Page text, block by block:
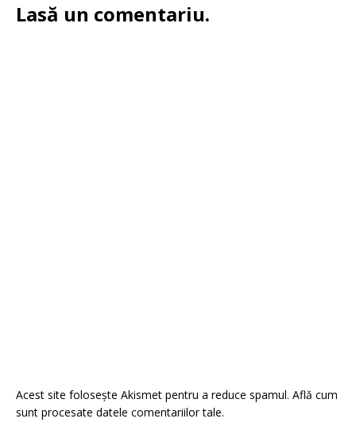
Lasă un comentariu.
Acest site folosește Akismet pentru a reduce spamul. Află cum
sunt procesate datele comentariilor tale.